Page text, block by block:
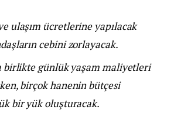
ulaşım ücretlerine yapılacak
cebini zorlayacak.
birlikte günlük yaşam maliyetleri
birçok hanenin bütçesi
bir yük oluşturacak.